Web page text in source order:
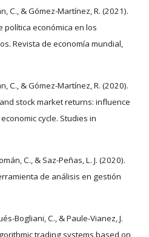
C., & Gómez-Martínez, R. (2021).
política económica en los
Revista de economía mundial,
C., & Gómez-Martínez, R. (2020).
stock market returns: influence
cycle. Studies in
C., & Saz-Peñas, L. J. (2020).
de análisis en gestión
Bogliani, C., & Paule-Vianez, J.
trading systems based on